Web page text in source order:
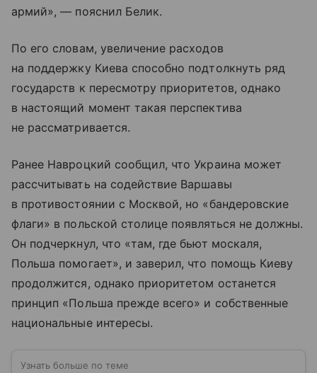
армий», — пояснил Белик.
По его словам, увеличение расходов
на поддержку Киева способно подтолкнуть ряд
государств к пересмотру приоритетов, однако
в настоящий момент такая перспектива
не рассматривается.
Ранее Навроцкий сообщил, что Украина может
рассчитывать на содействие Варшавы
в противостоянии с Москвой, но «бандеровские
флаги» в польской столице появляться не должны.
Он подчеркнул, что «там, где бьют москаля,
Польша помогает», и заверил, что помощь Киеву
продолжится, однако приоритетом останется
принцип «Польша прежде всего» и собственные
национальные интересы.
Узнать больше по теме